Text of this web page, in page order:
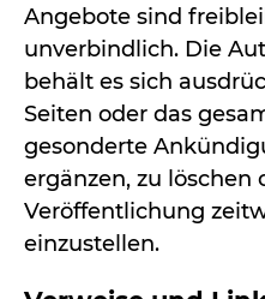
Angebote sind
unverbindlich. Die
behält es sich
Seiten oder das
gesonderte
ergänzen, zu löschen
Veröffentlichung
einzustellen.